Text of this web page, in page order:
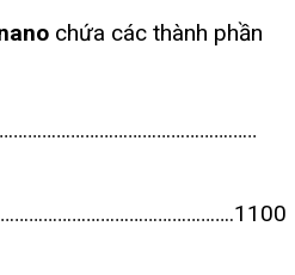
chứa các thành phần